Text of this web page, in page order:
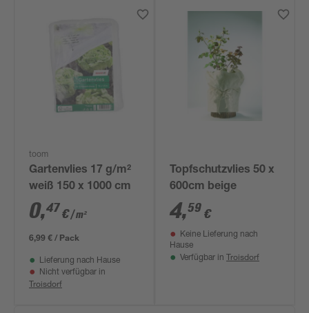
toom
Gartenvlies 17 g/m²
weiß 150 x 1000 cm
0,47€/ m²
6,99 € / Pack
Lieferung nach Hause
Nicht verfügbar in
Troisdorf
Topfschutzvlies 50 x
600cm beige
4,59 €
Keine Lieferung nach
Hause
Verfügbar in Troisdorf